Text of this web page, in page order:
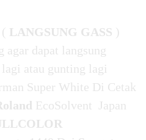
LANGSUNG GASS )
agar dapat langsung
atau gunting lagi
Super White Di Cetak
EcoSolvent Japan